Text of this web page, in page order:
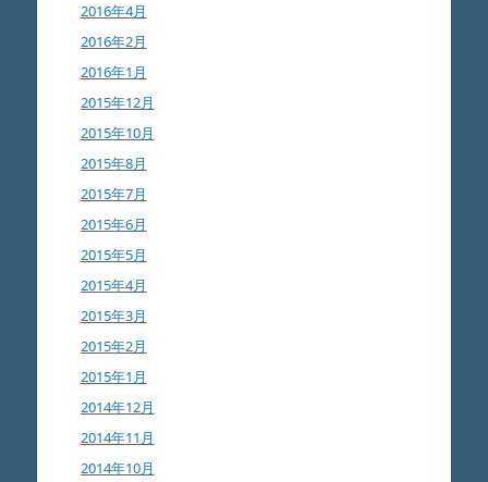
2016年4月
2016年2月
2016年1月
2015年12月
2015年10月
2015年8月
2015年7月
2015年6月
2015年5月
2015年4月
2015年3月
2015年2月
2015年1月
2014年12月
2014年11月
2014年10月